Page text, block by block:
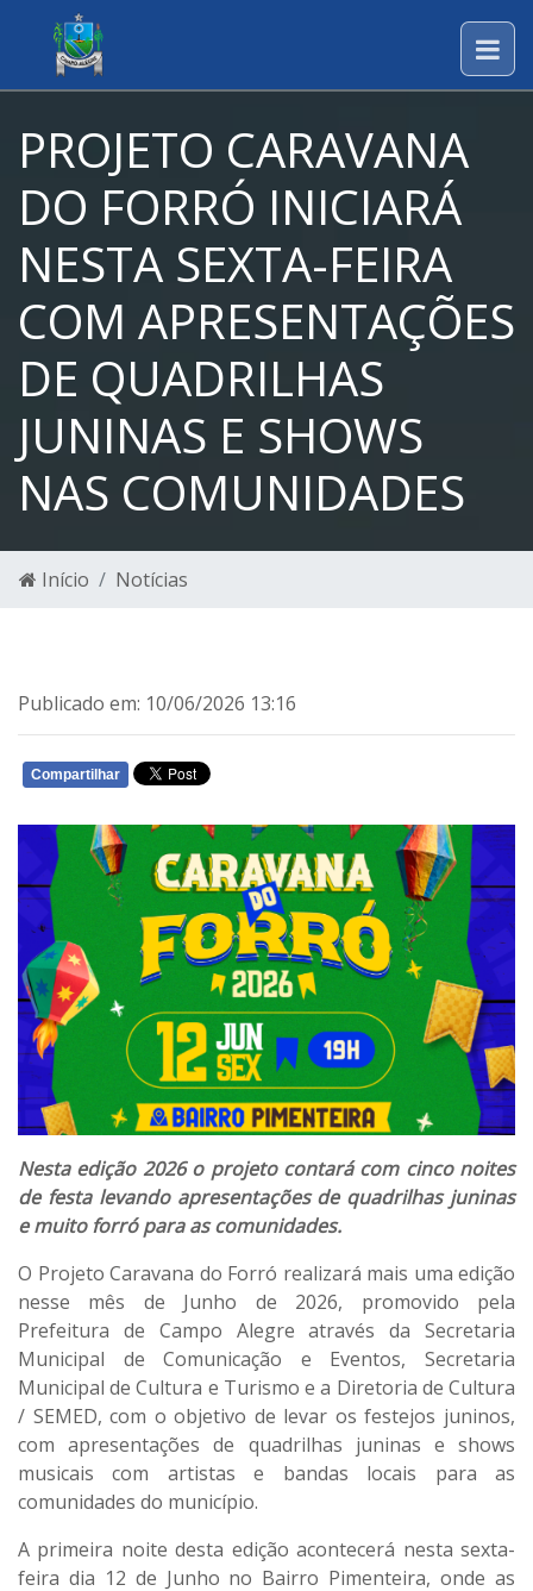
PROJETO CARAVANA
DO FORRÓ INICIARÁ
NESTA SEXTA-FEIRA
COM APRESENTAÇÕES
DE QUADRILHAS
JUNINAS E SHOWS
NAS COMUNIDADES
Início Notícias
Publicado em: 10/06/2026 13:16
Compartilhar
Nesta edição 2026 o projeto contará com cinco noites
de festa levando apresentações de quadrilhas juninas
e muito forró para as comunidades.
O Projeto Caravana do Forró realizará mais uma edição
nesse mês de Junho de 2026, promovido pela
Prefeitura de Campo Alegre através da Secretaria
Municipal de Comunicação e Eventos, Secretaria
Municipal de Cultura e Turismo e a Diretoria de Cultura
/ SEMED, com o objetivo de levar os festejos juninos,
com apresentações de quadrilhas juninas e shows
musicais com artistas e bandas locais para as
comunidades do município.
A primeira noite desta edição acontecerá nesta sexta-
feira dia 12 de Junho no Bairro Pimenteira, onde as